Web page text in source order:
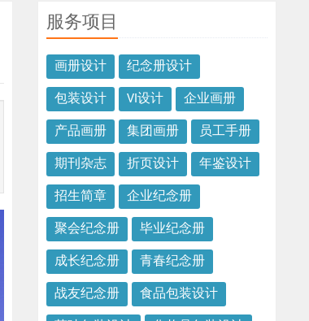
服务项目
画册设计 纪念册设计
包装设计 VI设计 企业画册
产品画册 集团画册 员工手册
期刊杂志 折页设计 年鉴设计
招生简章 企业纪念册
聚会纪念册 毕业纪念册
成长纪念册 青春纪念册
战友纪念册 食品包装设计